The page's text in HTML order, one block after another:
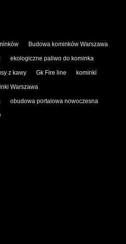
Budowa kominków Warszawa
ekologiczne paliwo do kominka
z kawy Gk Fire line kominki
Warszawa
obudowa portalowa nowoczesna